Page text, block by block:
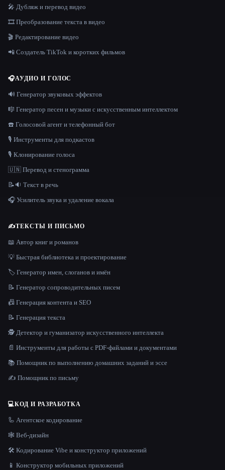
🎤 Дубляж и перевод видео
🎞️ Преобразование текста в видео
🎬 Редактирование видео
📲 Создатель TikTok и коротких фильмов
🎧АУДИО И ГОЛОС
🔊 Генератор звуковых эффектов
🎼 Генератор песен и музыки с искусственным интеллектом
☎️ Голосовой агент и телефонный бот
🎙️ Инструменты для подкастов
🎙️ Клонирование голоса
🇺🇳 Перевод и стенограмма
📝🔉 Текст в речь
🎧 Усилитель звука и удаление вокала
✍️ТЕКСТЫ И ПИСЬМО
📖 Автор книг и романов
💡 Быстрая библиотека и проектирование
🏷️ Генератор имен, слоганов и имён
📝 Генератор сопроводительных писем
📠 Генерация контента и SEO
📝 Генерация текста
🕵️ Детектор и гуманизатор искусственного интеллекта
📄 Инструменты для работы с PDF-файлами и документами
📚 Помощник по выполнению домашних заданий и эссе
✍️ Помощник по письму
💻КОД И РАЗРАБОТКА
🦾 Агентское кодирование
🕸 Веб-дизайн
🛠️ Кодирование Vibe и конструктор приложений
📱 Конструктор мобильных приложений